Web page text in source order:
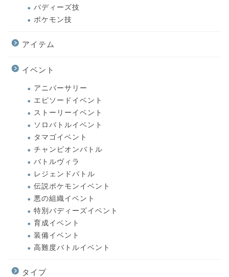
バディーズ技
ポケモン技
アイテム
イベント
アニバーサリー
エピソードイベント
ストーリーイベント
ソロバトルイベント
タマゴイベント
チャンピオンバトル
バトルヴィラ
レジェンドバトル
伝説ポケモンイベント
悪の組織イベント
特別バディーズイベント
育成イベント
装備イベント
高難度バトルイベント
タイプ